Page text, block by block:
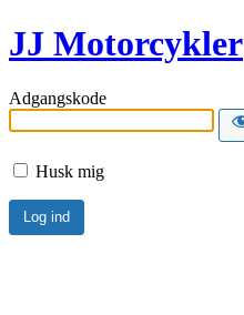
JJ Motorcykler
Adgangskode
Husk mig